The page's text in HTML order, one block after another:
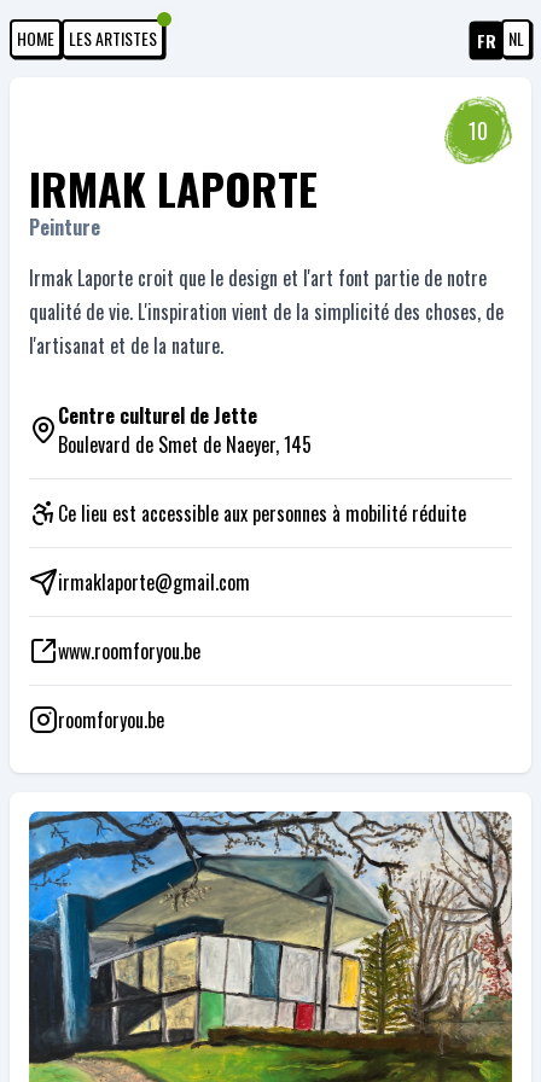
HOME LES ARTISTES FR NL
10
IRMAK LAPORTE
Peinture
Irmak Laporte croit que le design et l'art font partie de notre
qualité de vie. L'inspiration vient de la simplicité des choses, de
l'artisanat et de la nature.
Centre culturel de Jette
Boulevard de Smet de Naeyer, 145
Ce lieu est accessible aux personnes à mobilité réduite
irmaklaporte@gmail.com
www.roomforyou.be
roomforyou.be